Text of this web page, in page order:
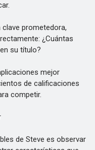
prometedora,
¿Cuántas
su título?
mejor
de calificaciones
competir.
de Steve es observar